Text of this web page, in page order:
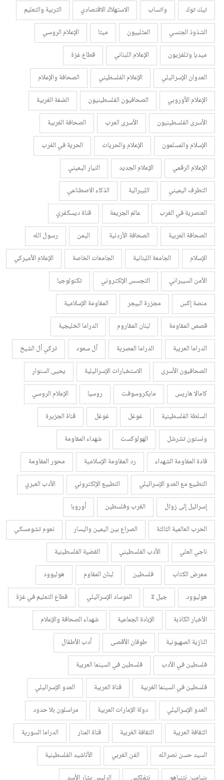
تيك توك واتساب الاستهلاك الاقتصادي
التربية والتعليم
الشذوذ الجنسي
المثلييون ميتا
الإعلام الروسي
ميديا وتلفزيون
الإعلام اللبناني
قطاع غزة
العدوان الإسرائيلي
الإعلام الفلسطيني
الصحافة والإعلام
الإعلام الأوروبي
الصحافيون الفلسطينيون
الضفة الغربية
الأسرى الفلسطينيون
الأسرى العرب
الصحافة الغربية
الإسلام والمسلمون
الإعلام والحريات
الحرية في الغرب
الإعلام الرقمي
الإعلام الجديد
التيار اليميني
التطرف اليميني
الليبرالية
الذكاء الاصطناعي
العنصرية في الغرب
عالم الجريمة
قناة ديسكفري
الصحافة العربية
الصحافة الأردنية اليمن
رسول الله
الإسلام
الجامعة اللبنانية الجامعات الخاصة
الإعلام الأميركي
الأمن السيبراني
التجسس الإلكتروني
تكنولوجيا
منصة إكس
مجزرة البيجر
المقاومة الإسلامية
قصص المقاومة
لبنان المقاروم
الدراما الخليجية
الدراما العربية
الدراما المصرية أل سعود
تركي أل الشيخ
الصحافيون الأسرى
الاستخبارات الإسرائيلية
يحيى السنوار
كامالا هاريس
مايكروسوفت روسيا
الإعلام الروسي
السلطة الفلسطينية
غوغل غوغل
قناة الجزيرة
ونستون تشرشل
الهولوكست
شهداء المقاومة
قادة المقاومة الشهداء
رد المقاومة الإسلامية
محور المقاومة
التطبيع مع العدو الإسرائيلي
التطبيع الإلكتروني
الأدب العبري
إسرائيل إلى زوال
الغرب وفلسطين
أوروبا
الحرب العالمية الثالثة
الصراع بين اليمين واليسار
نعوم تشومسكي
ناجي العلي
الأدب الفلسطيني
القضية الفلسطينية
معرض الكتاب
فلسطين لبنان المقاوم
هوليوود
هوليوود
جيل z الموساد الإسرائيلي
قطاع التعليم في غزة
الأخبار الكاذبة
الإبادة الجماعية
شهداء الصحافة والإعلام
النازية الصهيونية
طوفان الأقصى
أدب الأطفال
فلسطين في الأدب
فلسطين في السينما العربية
فلسطين في السينما الغربية
قناة العربية
العدو الإسرائيلي
العدو الإسرائيلي
دولة الإمارات العربية
مراسلون بلا حدود
الثقافة العربية
الثقافة الغربية قناة المنار
الدراما السورية
السيد حسن نصرالله
الفن الغربي
الأناشيد الفلسطينية